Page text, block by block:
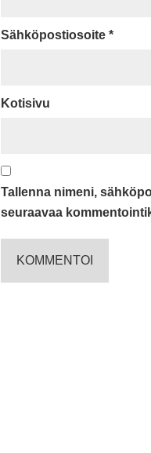
Sähköpostiosoite *
Kotisivu
Tallenna nimeni,
seuraavaa